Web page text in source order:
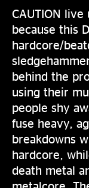
CAUTION
because this
hardcore/
behind the
using their
people shy
fuse heavy,
breakdowns
hardcore,
death metal